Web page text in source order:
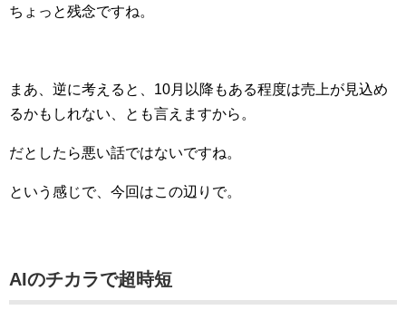
ちょっと残念ですね。
まあ、逆に考えると、10月以降もある程度は売上が見込め
るかもしれない、とも言えますから。
だとしたら悪い話ではないですね。
という感じで、今回はこの辺りで。
AIのチカラで超時短